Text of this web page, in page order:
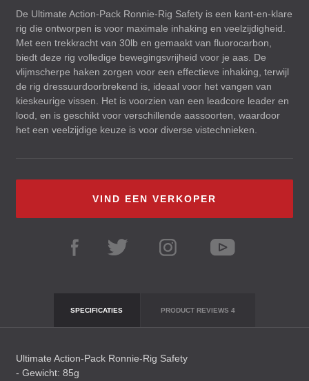
De Ultimate Action-Pack Ronnie-Rig Safety is een kant-en-klare
rig die ontworpen is voor maximale inhaking en veelzijdigheid.
Met een trekkracht van 30lb en gemaakt van fluorocarbon,
biedt deze rig volledige bewegingsvrijheid voor je aas. De
vlijmscherpe haken zorgen voor een effectieve inhaking, terwijl
de rig dressuurdoorbrekend is, ideaal voor het vangen van
kieskeurige vissen. Het is voorzien van een leadcore leader en
lood, en is geschikt voor verschillende aassoorten, waardoor
het een veelzijdige keuze is voor diverse vistechnieken.
VIND EEN VERKOPER
SPECIFICATIES PRODUCT REVIEWS 4
Ultimate Action-Pack Ronnie-Rig Safety
- Gewicht: 85g